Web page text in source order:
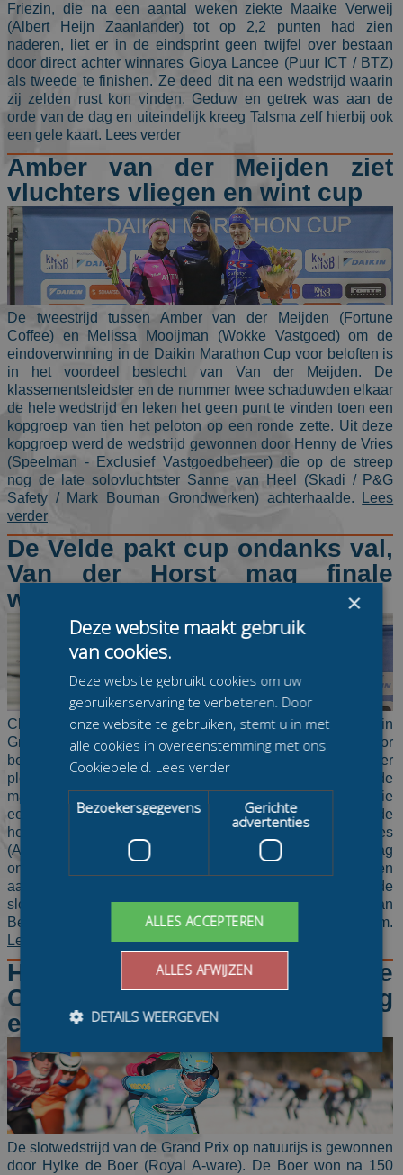
Friezin, die na een aantal weken ziekte Maaike Verweij
(Albert Heijn Zaanlander) tot op 2,2 punten had zien
naderen, liet er in de eindsprint geen twijfel over bestaan
door direct achter winnares Gioya Lancee (Puur ICT / BTZ)
als tweede te finishen. Ze deed dit na een wedstrijd waarin
zij zelden rust kon vinden. Geduw en getrek was aan de
orde van de dag en uiteindelijk kreeg Talsma zelf hierbij ook
een gele kaart. Lees verder
Amber van der Meijden ziet
vluchters vliegen en wint cup
De tweestrijd tussen Amber van der Meijden (Fortune
Coffee) en Melissa Mooijman (Wokke Vastgoed) om de
eindoverwinning in de Daikin Marathon Cup voor beloften is
in het voordeel beslecht van Van der Meijden. De
klassementsleidster en de nummer twee schaduwden elkaar
de hele wedstrijd en leken het geen punt te vinden toen een
kopgroep van tien het peloton op een ronde zette. Uit deze
kopgroep werd de wedstrijd gewonnen door Henny de Vries
(Speelman - Exclusief Vastgoedbeheer) die op de streep
nog de late solovluchtster Sanne van Heel (Skadi / P&G
Safety / Mark Bouman Grondwerken) achterhaalde.
Lees
verder
De Velde pakt cup ondanks val,
Van der Horst mag finale
winnen
Chris de Velde (Royal A-ware) heeft vanmiddag in
Groningen de eindwinst in de Daikin Marathon Cup voor
beloften veiliggesteld met een tweede plaats achter
ploeggenoot Kevin van der Horst (Royal A-ware). In de
massasprint was de winst dit keer voor Van der Horst die
een seizoen lang voor de kansen van de jonge De Velde
heeft gereden. Dat De Velde, die concurrent Joël Haasjes
(Arbeidsrecht de Graaf) door familieomstandigheden zag
ontbreken, überhaupt nog mee kon sprinten was te danken
aan een snelle reactie op een val die waarbij hij in de
slotfase even de aansluiting met het peloton verloor. Twan
Berlijn (Wokke Vastgoed) mocht als derde naar het podium.
Lees verder
Hylke de Boer pakt Sea Ice
Classic, Daan Gelling
eindwinnaar Grand Prix
De slotwedstrijd van de Grand Prix op natuurijs is gewonnen
door Hylke de Boer (Royal A-ware). De Boer won na 150
×
Deze website maakt gebruik
van cookies.
Deze website gebruikt cookies om uw
gebruikerservaring te verbeteren. Door
onze website te gebruiken, stemt u in met
alle cookies in overeenstemming met ons
Cookiebeleid. Lees verder
Bezoekersgegevens
Gerichte
advertenties
ALLES ACCEPTEREN
ALLES AFWIJZEN
DETAILS WEERGEVEN
Bezoekersgegevens Gerichte advertenties
Prestatiecookies worden gebruikt om te zien hoe
bezoekers de website gebruiken, bijv. analytische
cookies. Deze cookies kunnen niet worden gebruikt om
een bepaalde bezoeker direct te identificeren.